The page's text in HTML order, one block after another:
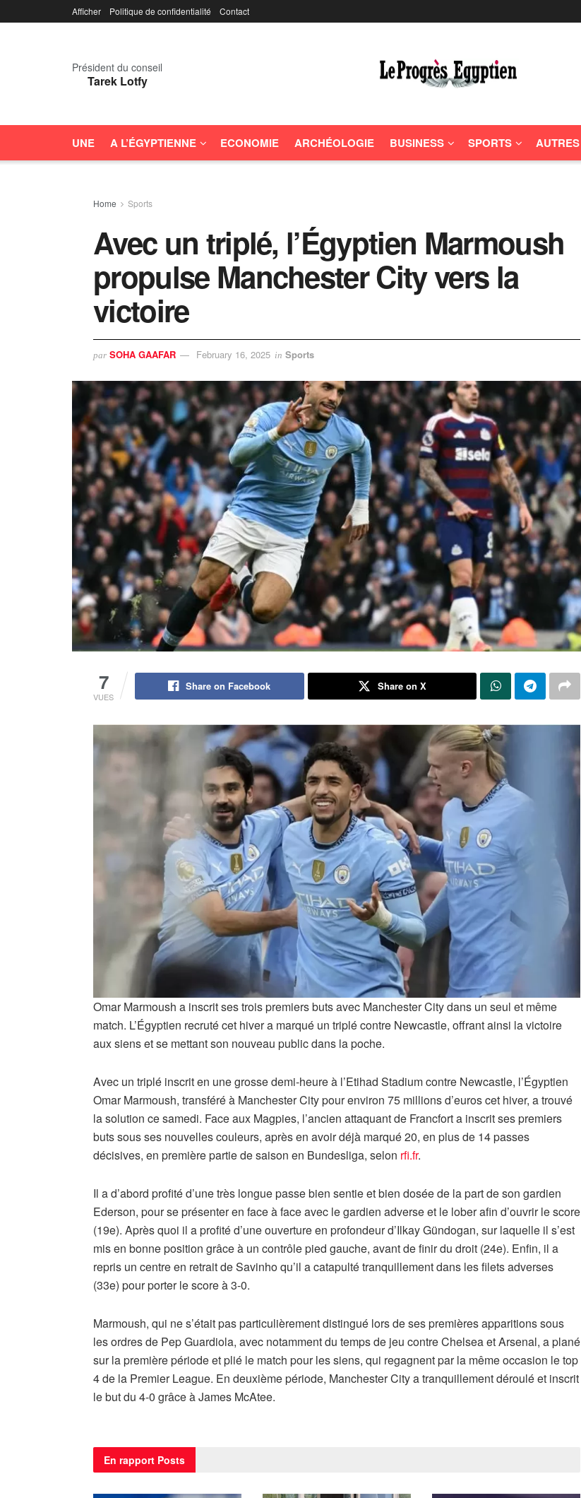
Afficher Politique de confidentialité Contact
Président du conseil
Tarek Lotfy
UNE A L’ÉGYPTIENNE ECONOMIE ARCHÉOLOGIE BUSINESS SPORTS AUTRES
Home Sports
Avec un triplé, l’Égyptien Marmoush
propulse Manchester City vers la
victoire
par SOHA GAAFAR February 16, 2025 in Sports
7
VUES
Share on Facebook Share on X
Omar Marmoush a inscrit ses trois premiers buts avec Manchester City dans un seul et même
match. L’Égyptien recruté cet hiver a marqué un triplé contre Newcastle, offrant ainsi la victoire
aux siens et se mettant son nouveau public dans la poche.
Avec un triplé inscrit en une grosse demi-heure à l’Etihad Stadium contre Newcastle, l’Égyptien
Omar Marmoush, transféré à Manchester City pour environ 75 millions d’euros cet hiver, a trouvé
la solution ce samedi. Face aux Magpies, l’ancien attaquant de Francfort a inscrit ses premiers
buts sous ses nouvelles couleurs, après en avoir déjà marqué 20, en plus de 14 passes
décisives, en première partie de saison en Bundesliga, selon rfi.fr.
Il a d’abord profité d’une très longue passe bien sentie et bien dosée de la part de son gardien
Ederson, pour se présenter en face à face avec le gardien adverse et le lober afin d’ouvrir le score
(19e). Après quoi il a profité d’une ouverture en profondeur d’Ilkay Gündogan, sur laquelle il s’est
mis en bonne position grâce à un contrôle pied gauche, avant de finir du droit (24e). Enfin, il a
repris un centre en retrait de Savinho qu’il a catapulté tranquillement dans les filets adverses
(33e) pour porter le score à 3-0.
Marmoush, qui ne s’était pas particulièrement distingué lors de ses premières apparitions sous
les ordres de Pep Guardiola, avec notamment du temps de jeu contre Chelsea et Arsenal, a plané
sur la première période et plié le match pour les siens, qui regagnent par la même occasion le top
4 de la Premier League. En deuxième période, Manchester City a tranquillement déroulé et inscrit
le but du 4-0 grâce à James McAtee.
En rapport Posts